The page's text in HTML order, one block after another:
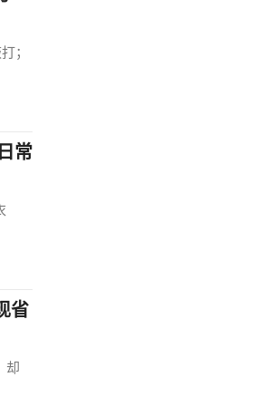
；
常
省
却